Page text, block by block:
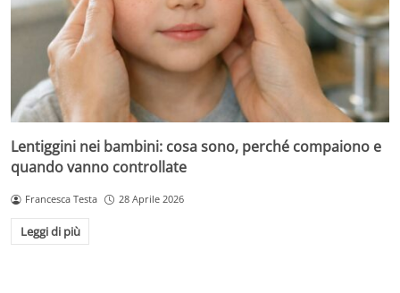
Lentiggini nei bambini: cosa sono, perché compaiono e
quando vanno controllate
Francesca Testa 28 Aprile 2026
Leggi di più